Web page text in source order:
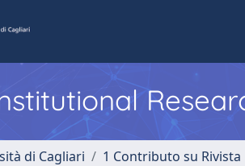
di Cagliari 1 Contributo su Rivista